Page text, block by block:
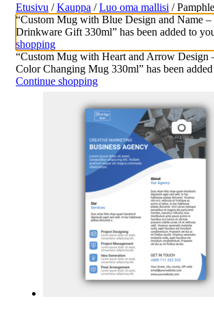
Etusivu /Kauppa /Luo oma mallisi /
“Custom Mug with Blue Design and Name –
Drinkware Gift 330ml” has been added to
shopping
“Custom Mug with Heart and Arrow Design
Color Changing Mug 330ml” has been
Continue shopping